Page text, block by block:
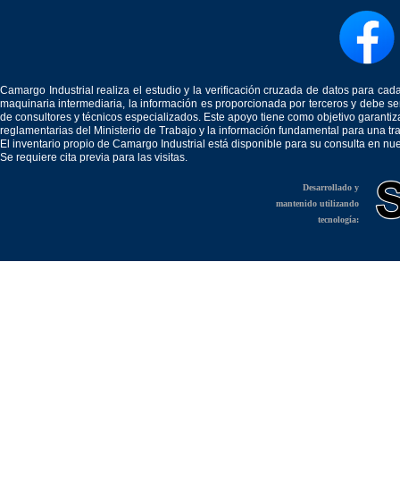
Camargo Industrial realiza el estudio y la verificación cruzada de datos para
maquinaria intermediaria, la información es proporcionada por terceros y debe
de consultores y técnicos especializados. Este apoyo tiene como objetivo
reglamentarias del Ministerio de Trabajo y la información fundamental para una
El inventario propio de Camargo Industrial está disponible para su consulta en
Se requiere cita previa para las visitas.
Desarrollado y
mantenido utilizando
tecnología: